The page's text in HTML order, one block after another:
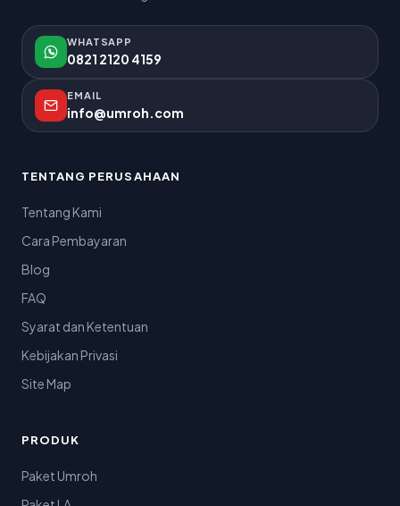
WHATSAPP
0821 2120 4159
EMAIL
info@umroh.com
TENTANG PERUSAHAAN
Tentang Kami
Cara Pembayaran
Blog
FAQ
Syarat dan Ketentuan
Kebijakan Privasi
Site Map
PRODUK
Paket Umroh